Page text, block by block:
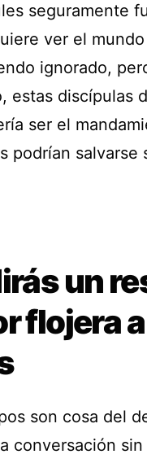
seguramente
ver el
ignorado,
estas discípulas
ser el
podrían salvarse
un
flojera
son cosa del
conversación